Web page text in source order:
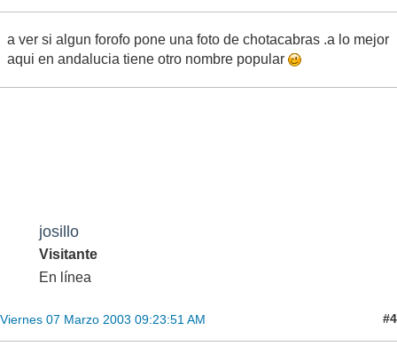
a ver si algun forofo pone una foto de chotacabras .a lo mejor
aqui en andalucia tiene otro nombre popular
josillo
Visitante
En línea
Viernes 07 Marzo 2003 09:23:51 AM #4